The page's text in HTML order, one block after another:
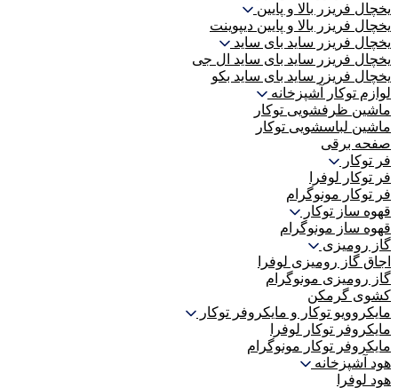
یخچال فریزر بالا و پایین
یخچال فریزر بالا و پایین دیپوینت
یخچال فریزر ساید بای ساید
یخچال فریزر ساید بای ساید ال جی
یخچال فریزر ساید بای ساید بکو
لوازم توکار آشپزخانه
ماشین ظرفشویی توکار
ماشین لباسشویی توکار
صفحه برقی
فر توکار
فر توکار لوفرا
فر توکار مونوگرام
قهوه ساز توکار
قهوه ساز مونوگرام
گاز رومیزی
اجاق گاز رومیزی لوفرا
گاز رومیزی مونوگرام
کشوی گرمکن
مایکروویو توکار و مایکروفر توکار
مایکروفر توکار لوفرا
مایکروفر توکار مونوگرام
هود آشپزخانه
هود لوفرا